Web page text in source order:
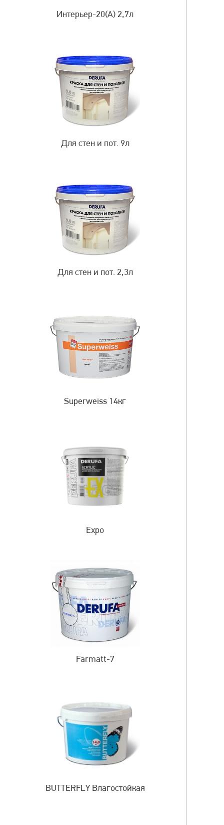
Интерьер-20(A) 2,7л
Для стен и пот. 9л
Для стен и пот. 2,3л
Superweiss 14кг
Expo
Farmatt-7
BUTTERFLY Влагостойкая